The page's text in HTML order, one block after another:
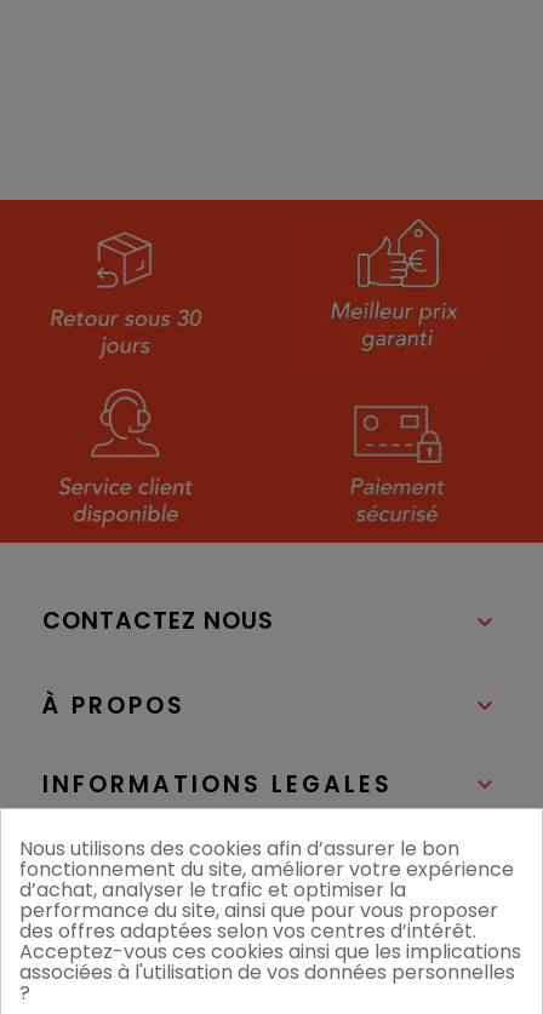
CONTACTEZ NOUS 
À PROPOS 
INFORMATIONS LEGALES 
NOS BOUTIQUES 
Nous utilisons des cookies afin d’assurer le bon
fonctionnement du site, améliorer votre expérience
d’achat, analyser le trafic et optimiser la
performance du site, ainsi que pour vous proposer
des offres adaptées selon vos centres d’intérêt.
Acceptez-vous ces cookies ainsi que les implications
associées à l'utilisation de vos données personnelles
?